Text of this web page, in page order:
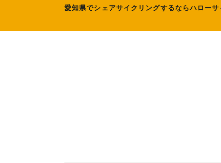
愛知県でシェアサイクリングするならハロー